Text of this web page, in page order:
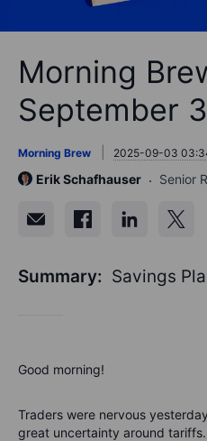
Morning
September
Morning Brew 2025-09-03
Erik Schafhauser
Senior
Summary: Savings
Good morning!
Traders were nervous
great uncertainty around